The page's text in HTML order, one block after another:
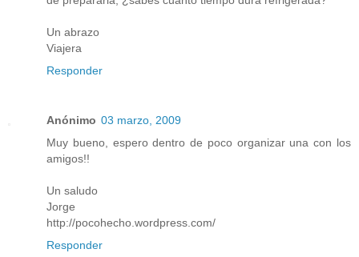
Un abrazo
Viajera
Responder
Anónimo 03 marzo, 2009
Muy bueno, espero dentro de poco organizar una con los
amigos!!
Un saludo
Jorge
http://pocohecho.wordpress.com/
Responder